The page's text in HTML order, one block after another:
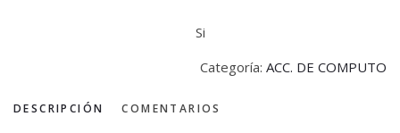
Si
Categoría: ACC. DE COMPUTO
DESCRIPCIÓN COMENTARIOS